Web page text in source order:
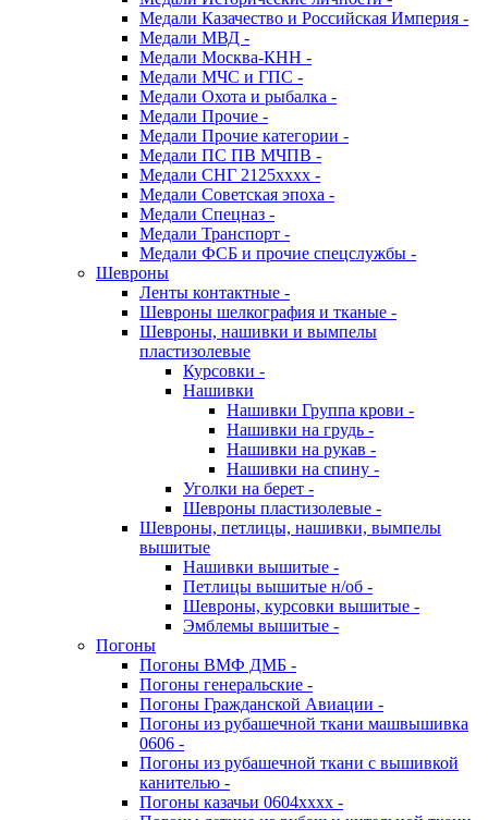
Медали Казачество и Российская Империя -
Медали МВД -
Медали Москва-КНН -
Медали МЧС и ГПС -
Медали Охота и рыбалка -
Медали Прочие -
Медали Прочие категории -
Медали ПС ПВ МЧПВ -
Медали СНГ 2125хххх -
Медали Советская эпоха -
Медали Спецназ -
Медали Транспорт -
Медали ФСБ и прочие спецслужбы -
Шевроны
Ленты контактные -
Шевроны шелкография и тканые -
Шевроны, нашивки и вымпелы
пластизолевые
Курсовки -
Нашивки
Нашивки Группа крови -
Нашивки на грудь -
Нашивки на рукав -
Нашивки на спину -
Уголки на берет -
Шевроны пластизолевые -
Шевроны, петлицы, нашивки, вымпелы
вышитые
Нашивки вышитые -
Петлицы вышитые н/об -
Шевроны, курсовки вышитые -
Эмблемы вышитые -
Погоны
Погоны ВМФ ДМБ -
Погоны генеральские -
Погоны Гражданской Авиации -
Погоны из рубашечной ткани машвышивка
0606 -
Погоны из рубашечной ткани с вышивкой
канителью -
Погоны казачьи 0604хххх -